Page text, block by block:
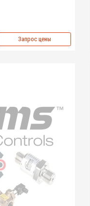
Запрос цены